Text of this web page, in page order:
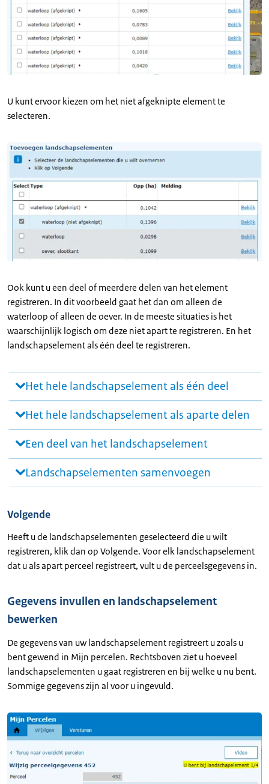
U kunt ervoor kiezen om het niet afgeknipte element te
selecteren.
Ook kunt u een deel of meerdere delen van het element
registreren. In dit voorbeeld gaat het dan om alleen de
waterloop of alleen de oever. In de meeste situaties is het
waarschijnlijk logisch om deze niet apart te registreren. En het
landschapselement als één deel te registreren.
Het hele landschapselement als één deel
Het hele landschapselement als aparte delen
Een deel van het landschapselement
Landschapselementen samenvoegen
Volgende
Heeft u de landschapselementen geselecteerd die u wilt
registreren, klik dan op Volgende. Voor elk landschapselement
dat u als apart perceel registreert, vult u de perceelsgegevens in.
Gegevens invullen en landschapselement
bewerken
De gegevens van uw landschapselement registreert u zoals u
bent gewend in Mijn percelen. Rechtsboven ziet u hoeveel
landschapselementen u gaat registreren en bij welke u nu bent.
Sommige gegevens zijn al voor u ingevuld.